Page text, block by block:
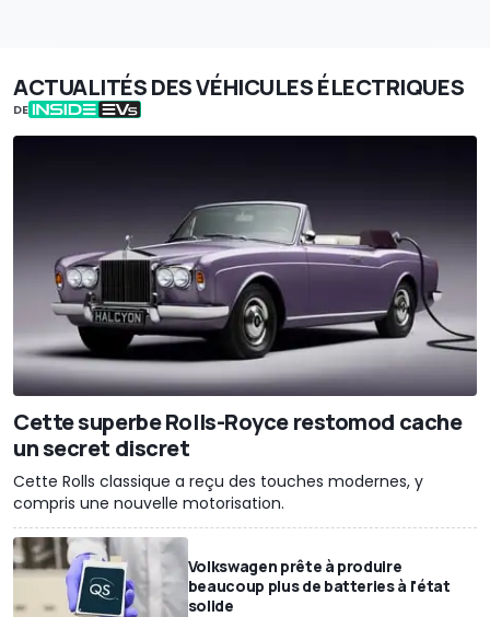
ACTUALITÉS DES VÉHICULES ÉLECTRIQUES
DE
Cette superbe Rolls-Royce restomod cache
un secret discret
Cette Rolls classique a reçu des touches modernes, y
compris une nouvelle motorisation.
Volkswagen prête à produire
beaucoup plus de batteries à l'état
solide